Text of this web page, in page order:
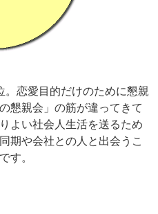
。恋愛目的だけのために懇親
懇親会」の筋が違ってきて
よい社会人生活を送るため
期や会社との人と出会うこ
す。